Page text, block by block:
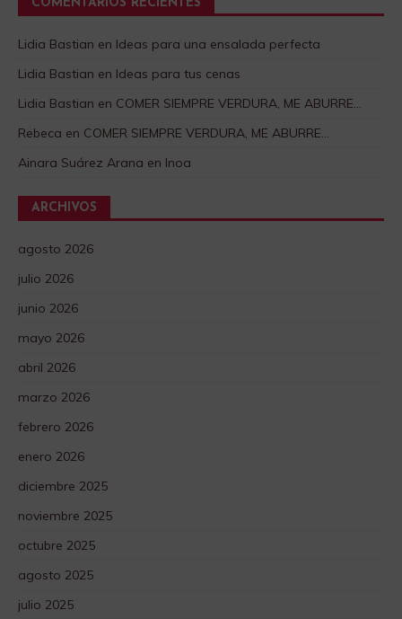
COMENTARIOS RECIENTES
Lidia Bastian en Ideas para una ensalada perfecta
Lidia Bastian en Ideas para tus cenas
Lidia Bastian en COMER SIEMPRE VERDURA, ME ABURRE…
Rebeca en COMER SIEMPRE VERDURA, ME ABURRE…
Ainara Suárez Arana en Inoa
ARCHIVOS
agosto 2026
julio 2026
junio 2026
mayo 2026
abril 2026
marzo 2026
febrero 2026
enero 2026
diciembre 2025
noviembre 2025
octubre 2025
agosto 2025
julio 2025